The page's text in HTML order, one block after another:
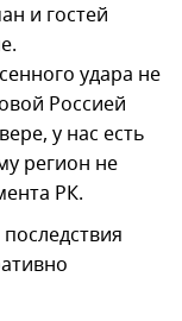
и гостей
удара не
Россией
у нас есть
регион не
РК.